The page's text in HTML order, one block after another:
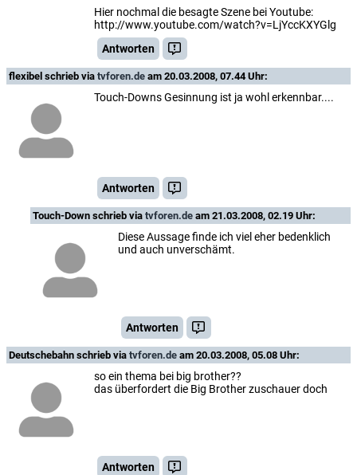
Hier nochmal die besagte Szene bei Youtube:
http://www.youtube.com/watch?v=LjYccKXYGlg
Antworten
flexibel schrieb via tvforen.de am 20.03.2008, 07.44 Uhr:
Touch-Downs Gesinnung ist ja wohl erkennbar....
Antworten
Touch-Down schrieb via tvforen.de am 21.03.2008, 02.19 Uhr:
Diese Aussage finde ich viel eher bedenklich
und auch unverschämt.
Antworten
Deutschebahn schrieb via tvforen.de am 20.03.2008, 05.08 Uhr:
so ein thema bei big brother??
das überfordert die Big Brother zuschauer doch
Antworten